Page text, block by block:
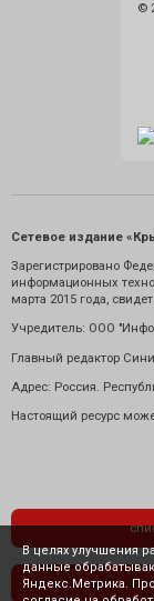
©
Сетевое издание
Зарегистрировано
информационных
марта 2015 года,
Учредитель: ООО
Главный редактор
Адрес: Россия.
Настоящий ресурс
В целях улучшения
данные
Яндекс.Метрика.